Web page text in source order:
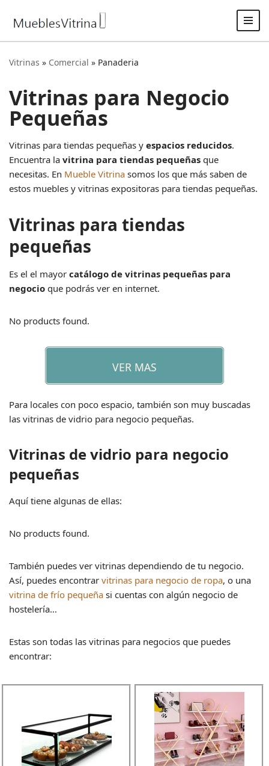
contenido
Vitrinas » Comercial » Panaderia
Vitrinas para Negocio
Pequeñas
Vitrinas para tiendas pequeñas y espacios reducidos.
Encuentra la vitrina para tiendas pequeñas que
necesitas. En Mueble Vitrina somos los que más saben de
estos muebles y vitrinas expositoras para tiendas pequeñas.
Vitrinas para tiendas
pequeñas
Es el el mayor catálogo de vitrinas pequeñas para
negocio que podrás ver en internet.
No products found.
VER MAS
Para locales con poco espacio, también son muy buscadas
las vitrinas de vidrio para negocio pequeñas.
Vitrinas de vidrio para negocio
pequeñas
Aquí tiene algunas de ellas:
No products found.
También puedes ver vitrinas dependiendo de tu negocio.
Así, puedes encontrar vitrinas para negocio de ropa, o una
vitrina de frío pequeña si cuentas con algún negocio de
hostelería…
Estas son todas las vitrinas para negocios que puedes
encontrar: